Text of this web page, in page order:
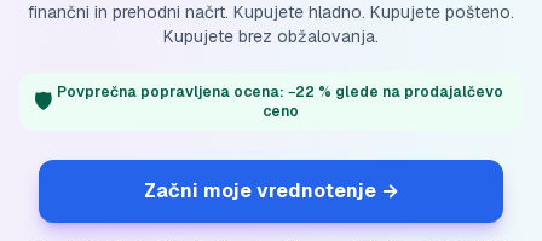
finančni in prehodni načrt. Kupujete hladno. Kupujete pošteno.
Kupujete brez obžalovanja.
🛡️ Povprečna popravljena ocena: −22 % glede na prodajalčevo
ceno
Začni moje vrednotenje→